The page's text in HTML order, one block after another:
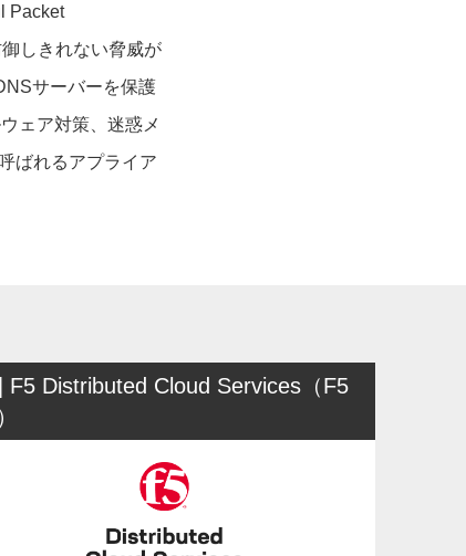
Packet
しきれない脅威が
サーバーを保護
ェア対策、迷惑メ
ばれるアプライア
F5 Distributed Cloud Services（F5